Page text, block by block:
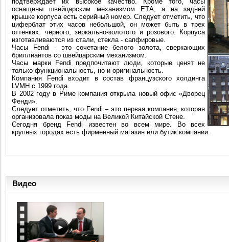
оснащены швейцарским механизмом ЕТА, а на задней
крышке корпуса есть серийный номер. Следует отметить, что
циферблат этих часов небольшой, он может быть в трех
оттенках: черного, зеркально-золотого и розового. Корпуса
изготавливаются из стали, стекла - сапфировые.
Часы Fendi - это сочетание белого золота, сверкающих
бриллиантов со швейцарским механизмом.
Часы марки Fendi предпочитают люди, которые ценят не
только функциональность, но и оригинальность.
Компания Fendi входит в состав французского холдинга
LVMH с 1999 года.
В 2002 году в Риме компания открыла новый офис «Дворец
Фенди».
Следует отметить, что Fendi – это первая компания, которая
организовала показ моды на Великой Китайской Стене.
Сегодня бренд Fendi известен во всем мире. Во всех
крупных городах есть фирменный магазин или бутик компании.
Видео